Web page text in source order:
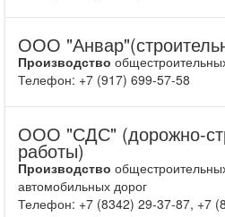
ООО
Производство
Телефон: +7 (917) 699-57-58
ООО "СДС" (дорожно-
работы)
Производство
автомобильных дорог
Телефон: +7 (8342) 29-37-87, +7